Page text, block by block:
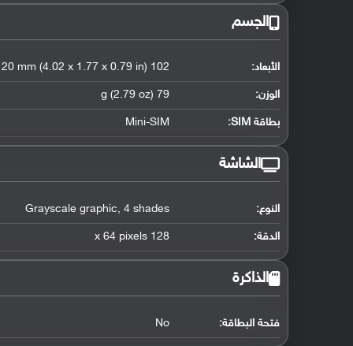
الجسم
الأبعاد: 102 x 45 x 20 mm (4.02 x 1.77 x 0.79 in)
الوزن: 79 g (2.79 oz)
بطاقة SIM: Mini-SIM
الشاشة
النوع: Grayscale graphic, 4 shades
الدقة: 128 x 64 pixels
الذاكرة
فتحة البطاقة: No